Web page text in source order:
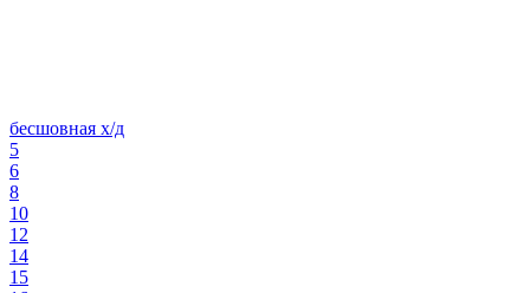
бесшовная х/д
5
6
8
10
12
14
15